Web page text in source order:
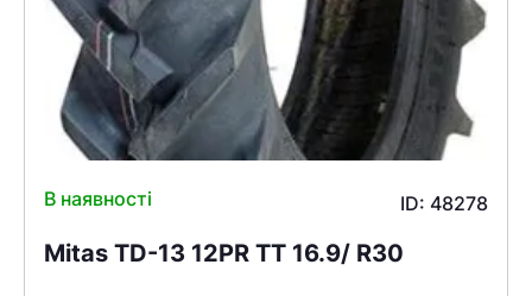
В наявності ID: 48278
Mitas TD-13 12PR TT 16.9/ R30